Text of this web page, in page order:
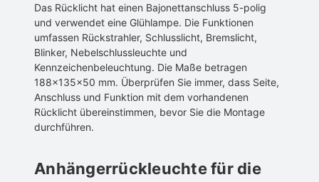
Das Rücklicht hat einen Bajonettanschluss 5-polig
und verwendet eine Glühlampe. Die Funktionen
umfassen Rückstrahler, Schlusslicht, Bremslicht,
Blinker, Nebelschlussleuchte und
Kennzeichenbeleuchtung. Die Maße betragen
188x135x50 mm. Überprüfen Sie immer, dass Seite,
Anschluss und Funktion mit dem vorhandenen
Rücklicht übereinstimmen, bevor Sie die Montage
durchführen.
Anhängerrückleuchte für die